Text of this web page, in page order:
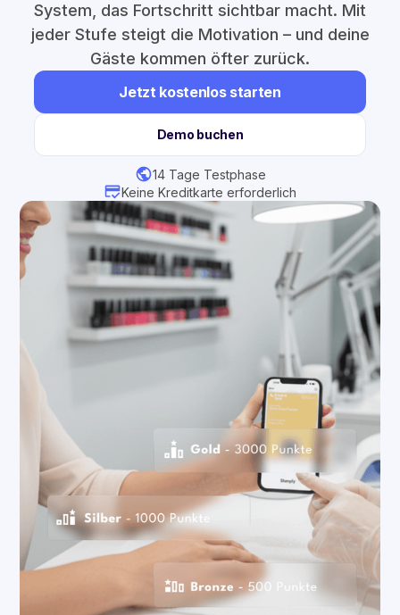
System, das Fortschritt sichtbar macht. Mit
jeder Stufe steigt die Motivation – und deine
Gäste kommen öfter zurück.
Jetzt kostenlos starten
Demo buchen
14 Tage Testphase
Keine Kreditkarte erforderlich